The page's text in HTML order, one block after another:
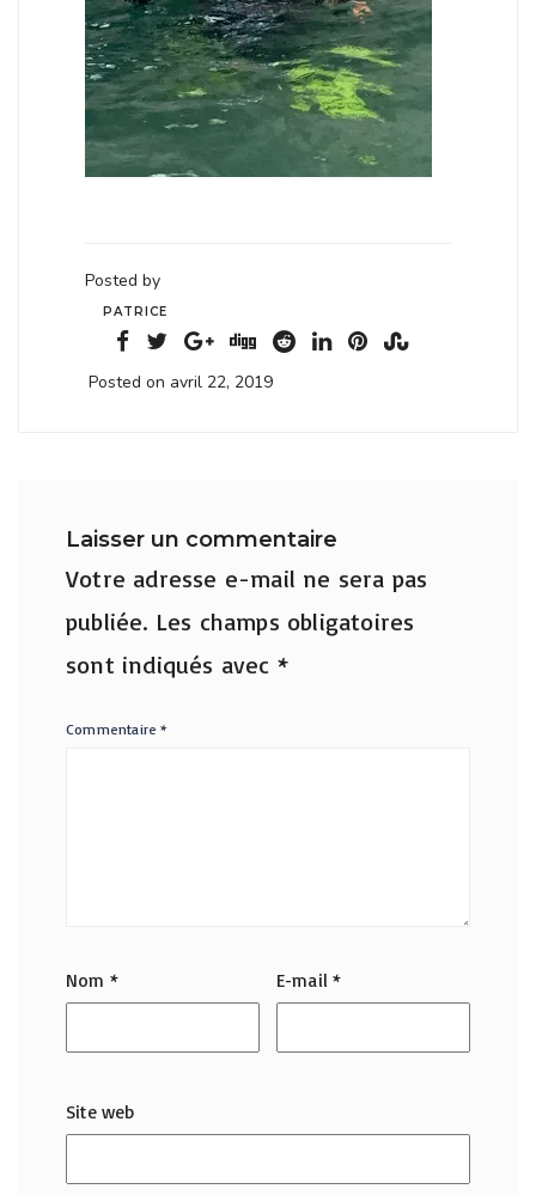
Posted by
PATRICE
Posted on avril 22, 2019
Laisser un commentaire
Votre adresse e-mail ne sera pas
publiée. Les champs obligatoires
sont indiqués avec *
Commentaire*
Nom * E-mail*
Site web